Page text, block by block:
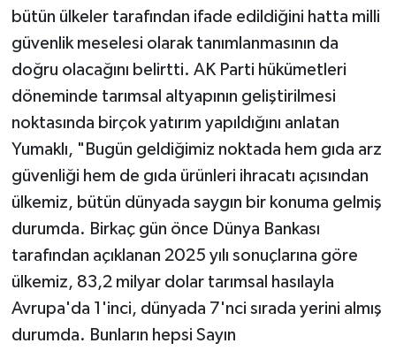
bütün ülkeler tarafından ifade edildiğini hatta milli
güvenlik meselesi olarak tanımlanmasının da
doğru olacağını belirtti. AK Parti hükümetleri
döneminde tarımsal altyapının geliştirilmesi
noktasında birçok yatırım yapıldığını anlatan
Yumaklı, "Bugün geldiğimiz noktada hem gıda arz
güvenliği hem de gıda ürünleri ihracatı açısından
ülkemiz, bütün dünyada saygın bir konuma gelmiş
durumda. Birkaç gün önce Dünya Bankası
tarafından açıklanan 2025 yılı sonuçlarına göre
ülkemiz, 83,2 milyar dolar tarımsal hasılayla
Avrupa'da 1'inci, dünyada 7'nci sırada yerini almış
durumda. Bunların hepsi Sayın